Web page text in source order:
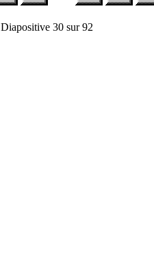
Diapositive 30 sur 92